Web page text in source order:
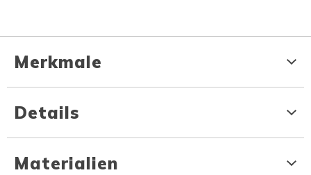
Merkmale
Details
Materialien